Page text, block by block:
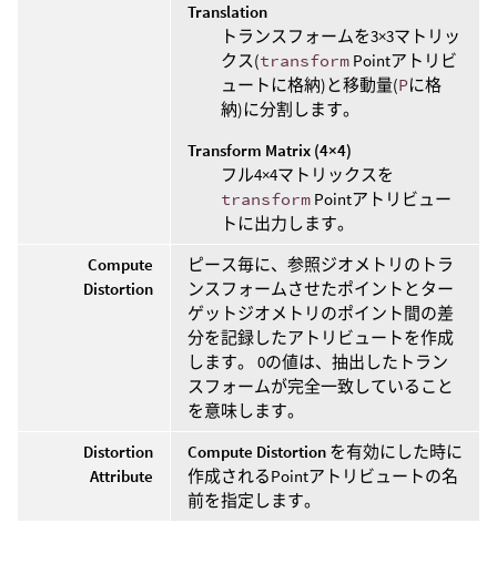
Translation
トランスフォームを3×3マトリッ
クス(transform Pointアトリビ
ュートに格納)と移動量(Pに格
納)に分割します。
Transform Matrix (4×4)
フル4×4マトリックスを
transform Pointアトリビュー
トに出力します。
Compute
Distortion
ピース毎に、参照ジオメトリのトラ
ンスフォームさせたポイントとター
ゲットジオメトリのポイント間の差
分を記録したアトリビュートを作成
します。 0の値は、抽出したトラン
スフォームが完全一致していること
を意味します。
Distortion
Attribute
Compute Distortion を有効にした時に
作成されるPointアトリビュートの名
前を指定します。